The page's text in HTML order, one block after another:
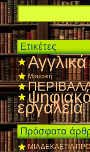
Ετικέτες
Αγγλικά
Μουσική
εργαλεία
Πρόσφατα
ΜΙΑ ΔΕΚΑΕΤΙΑ